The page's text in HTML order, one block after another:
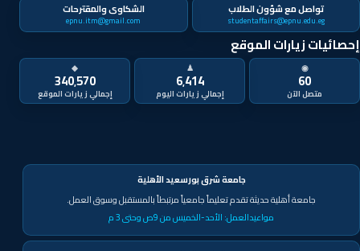
تواصل مع شؤون الطلاب
studentaffairs@epnu.edu.eg
الشكاوى والمقترحات
epnu.itm@gmail.com
إحصائيات زيارات الموقع
◉
60
متصل الآن
♟
6٬414
◆
340٬570
جامعة شرق بورسعيد الأهلية
جامعة أهلية حديثة تقدم تعليماً جامعياً مرتبطاً بالمستقبل وسوق العمل.
مواعيدالعمل: الأحد-الخميس من 9ص وحتى 3 م